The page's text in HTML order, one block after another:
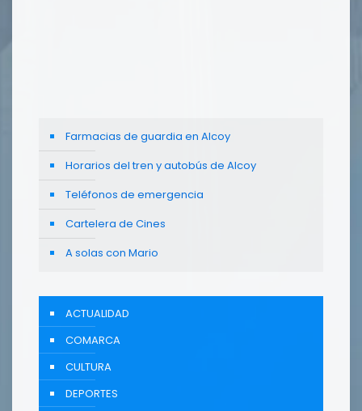
Farmacias de guardia en Alcoy
Horarios del tren y autobús de Alcoy
Teléfonos de emergencia
Cartelera de Cines
A solas con Mario
ACTUALIDAD
COMARCA
CULTURA
DEPORTES